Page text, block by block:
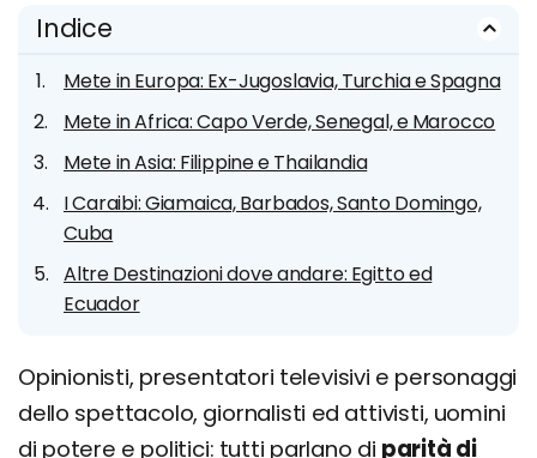
Indice
Mete in Europa: Ex-Jugoslavia, Turchia e Spagna
Mete in Africa: Capo Verde, Senegal, e Marocco
Mete in Asia: Filippine e Thailandia
I Caraibi: Giamaica, Barbados, Santo Domingo,
Cuba
Altre Destinazioni dove andare: Egitto ed
Ecuador
Opinionisti, presentatori televisivi e personaggi
dello spettacolo, giornalisti ed attivisti, uomini
di potere e politici: tutti parlano di parità di